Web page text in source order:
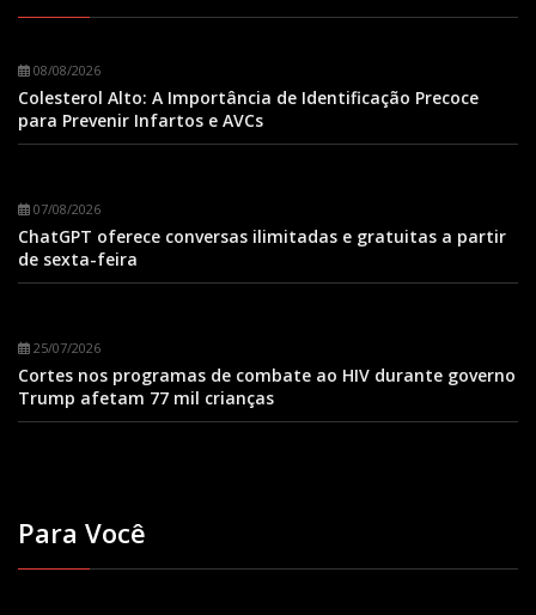
08/08/2026
Colesterol Alto: A Importância de Identificação Precoce
para Prevenir Infartos e AVCs
07/08/2026
ChatGPT oferece conversas ilimitadas e gratuitas a partir
de sexta-feira
25/07/2026
Cortes nos programas de combate ao HIV durante governo
Trump afetam 77 mil crianças
Para Você